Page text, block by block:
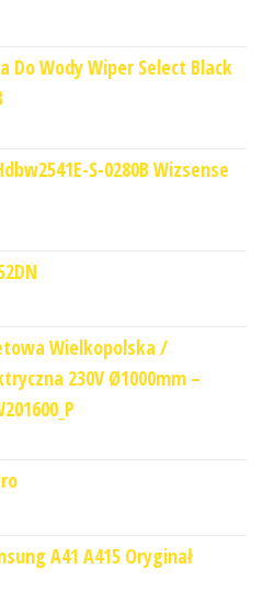
Do Wody Wiper Select Black
S-0280B Wizsense
Wielkopolska /
230V Ø1000mm –
A41 A415 Oryginał